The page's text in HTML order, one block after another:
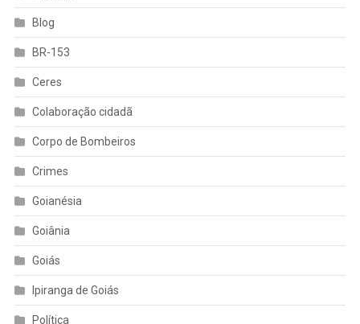
Blog
BR-153
Ceres
Colaboração cidadã
Corpo de Bombeiros
Crimes
Goianésia
Goiânia
Goiás
Ipiranga de Goiás
Política